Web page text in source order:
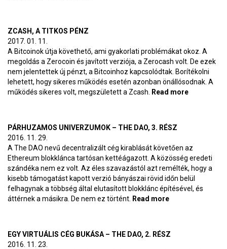
ZCASH, A TITKOS PÉNZ
2017. 01. 11.
A Bitcoinok útja követhető, ami gyakorlati problémákat okoz. A
megoldás a Zerocoin és javított verziója, a Zerocash volt. De ezek
nem jelentettek új pénzt, a Bitcoinhoz kapcsolódtak. Borítékolni
lehetett, hogy sikeres működés esetén azonban önállósodnak. A
működés sikeres volt, megszületett a Zcash.
Read more
PÁRHUZAMOS UNIVERZUMOK – THE DAO, 3. RÉSZ
2016. 11. 29.
A The DAO nevű decentralizált cég kirablását követően az
Ethereum blokklánca tartósan kettéágazott. A közösség eredeti
szándéka nem ez volt. Az éles szavazástól azt remélték, hogy a
kisebb támogatást kapott verzió bányászai rövid időn belül
felhagynak a többség által elutasított blokklánc építésével, és
áttérnek a másikra. De nem ez történt. Read more
EGY VIRTUÁLIS CÉG BUKÁSA – THE DAO, 2. RÉSZ
2016. 11. 23.